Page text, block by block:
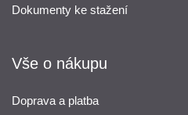
Dokumenty ke stažení
Vše o nákupu
Doprava a platba